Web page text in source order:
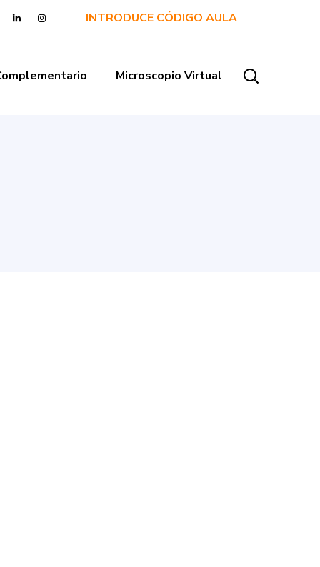
INTRODUCE CÓDIGO AULA
Microscopio Virtual